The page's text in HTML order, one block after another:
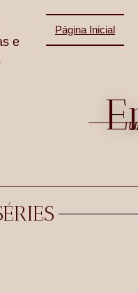
Página Inicial